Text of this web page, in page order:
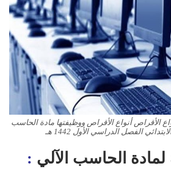
الأقراص أنواع الأقراص ووظيفتها مادة الحاسب
الفصل الدراسي الأول 1442 هـ
لمادة الحاسب الآلي :